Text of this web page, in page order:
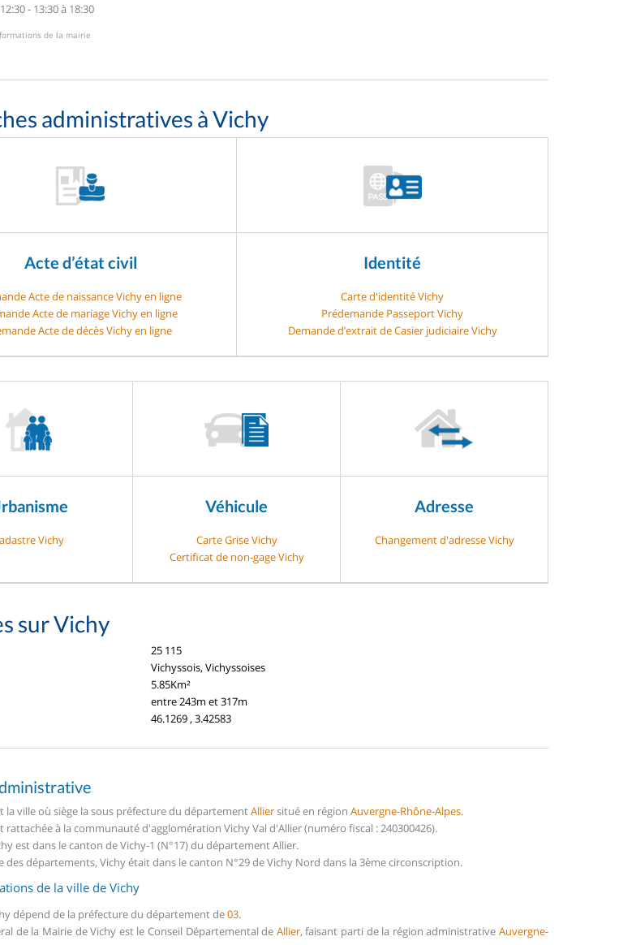
- 13:30 à 18:30
de la mairie
administratives à Vichy
Acte d’état civil
Acte de naissance Vichy en ligne
Acte de mariage Vichy en ligne
Acte de décès Vichy en ligne
Identité
Carte d'identité Vichy
Prédemande Passeport Vichy
Demande d’extrait de Casier judiciaire Vichy
Vichy
Véhicule
Carte Grise Vichy
Certificat de non-gage Vichy
Adresse
Changement d'adresse Vichy
sur Vichy
25 115
Vichyssois, Vichyssoises
5.85Km²
entre 243m et 317m
46.1269 , 3.42583
la ville où siège la sous préfecture du départementAlliersitué en région Auvergne-Rhône-Alpes.
rattachée à la communauté d'agglomération Vichy Val d'Allier (numéro fiscal : 240300426).
est dans le canton de Vichy-1 (N°17) du département Allier.
des départements, Vichy était dans le canton N°29 de Vichy Nord dans la 3ème circonscription.
de la ville de Vichy
dépend de la préfecture du département de03.
de la Mairie de Vichy est le Conseil Départemental de Allier, faisant parti de la région administrativeAuvergne-